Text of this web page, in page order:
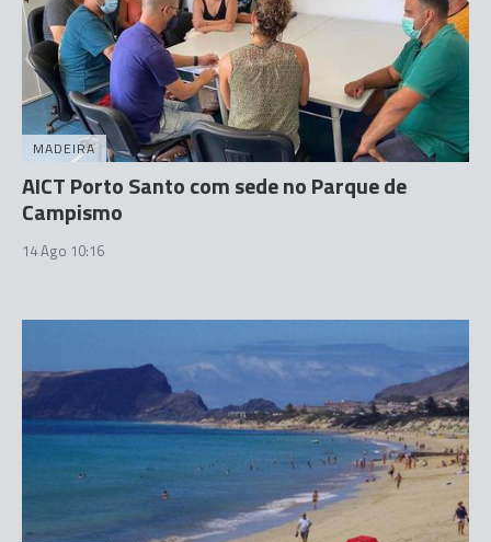
MADEIRA
AICT Porto Santo com sede no Parque de
Campismo
14 Ago 10:16